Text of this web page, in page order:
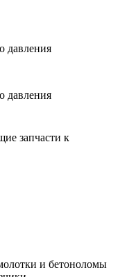
давления
давления
запчасти к
и бетоноломы